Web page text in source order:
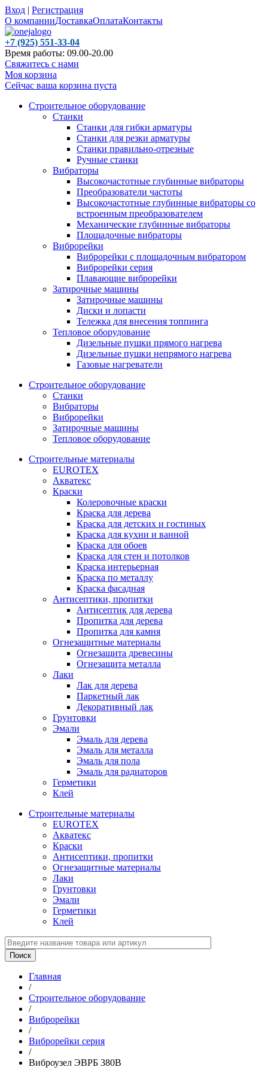
Вход | Регистрация
О компанииДоставкаОплатаКонтакты
+7 (925) 551-33-04
Время работы: 09.00-20.00
Свяжитесь с нами
Моя корзина
Сейчас ваша корзина пуста
Строительное оборудование
Станки
Станки для гибки арматуры
Станки для резки арматуры
Станки правильно-отрезные
Ручные станки
Вибраторы
Высокочастотные глубинные вибраторы
Преобразователи частоты
Высокочастотные глубинные вибраторы со
встроенным преобразователем
Механические глубинные вибраторы
Площадочные вибраторы
Виброрейки
Виброрейки с площадочным вибратором
Виброрейки серия
Плавающие виброрейки
Затирочные машины
Затирочные машины
Диски и лопасти
Тележка для внесения топпинга
Тепловое оборудование
Дизельные пушки прямого нагрева
Дизельные пушки непрямого нагрева
Газовые нагреватели
Строительное оборудование
Станки
Вибраторы
Виброрейки
Затирочные машины
Тепловое оборудование
Строительные материалы
EUROTEX
Акватекс
Краски
Колеровочные краски
Краска для дерева
Краска для детских и гостиных
Краска для кухни и ванной
Краска для обоев
Краска для стен и потолков
Краска интерьерная
Краска по металлу
Краска фасадная
Антисептики, пропитки
Антисептик для дерева
Пропитка для дерева
Пропитка для камня
Огнезащитные материалы
Огнезащита древесины
Огнезащита металла
Лаки
Лак для дерева
Паркетный лак
Декоративный лак
Грунтовки
Эмали
Эмаль для дерева
Эмаль для металла
Эмаль для пола
Эмаль для радиаторов
Герметики
Клей
Строительные материалы
EUROTEX
Акватекс
Краски
Антисептики, пропитки
Огнезащитные материалы
Лаки
Грунтовки
Эмали
Герметики
Клей
Главная
/
Строительное оборудование
/
Виброрейки
/
Виброрейки серия
/
Виброузел ЭВРБ 380В